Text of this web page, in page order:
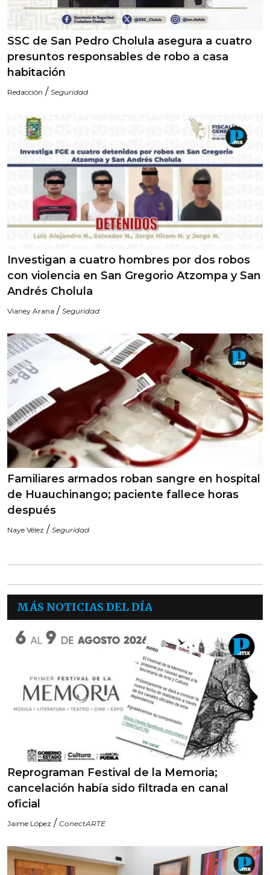
SSC de San Pedro Cholula asegura a cuatro
presuntos responsables de robo a casa
habitación
Redacción / Seguridad
Investigan a cuatro hombres por dos robos
con violencia en San Gregorio Atzompa y San
Andrés Cholula
Vianey Arana / Seguridad
Familiares armados roban sangre en hospital
de Huauchinango; paciente fallece horas
después
Naye Vélez / Seguridad
MÁS NOTICIAS DEL DÍA
Reprograman Festival de la Memoria;
cancelación había sido filtrada en canal
oficial
Jaime López / ConectARTE